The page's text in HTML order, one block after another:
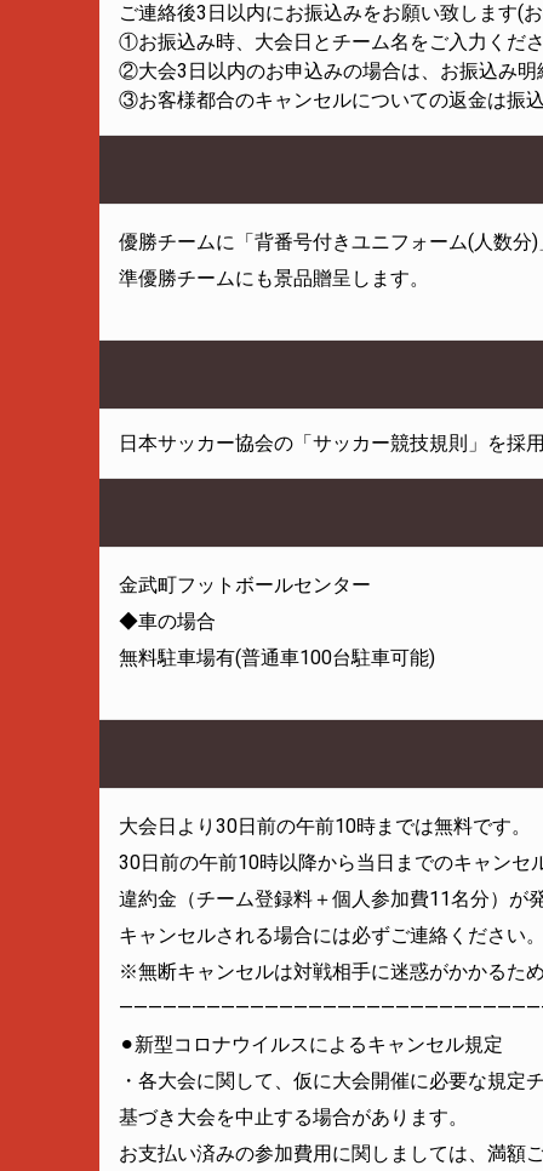
ご連絡後3日以内にお振込みをお願い致します(
①お振込み時、大会日とチーム名をご入力くださ
②大会3日以内のお申込みの場合は、お振込み明
③お客様都合のキャンセルについての返金は振
優勝チームに「背番号付きユニフォーム(人数分)
準優勝チームにも景品贈呈します。
日本サッカー協会の「サッカー競技規則」を採用
金武町フットボールセンター
◆車の場合
無料駐車場有(普通車100台駐車可能)
大会日より30日前の午前10時までは無料です。
30日前の午前10時以降から当日までのキャンセ
違約金（チーム登録料＋個人参加費11名分）が
キャンセルされる場合には必ずご連絡ください。
※無断キャンセルは対戦相手に迷惑がかかるた
⚫︎新型コロナウイルスによるキャンセル規定
・各大会に関して、仮に大会開催に必要な規
基づき大会を中止する場合があります。
お支払い済みの参加費用に関しましては、満額